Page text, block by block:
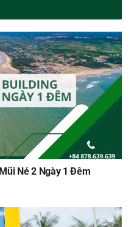
Né 2 Ngày 1 Đêm